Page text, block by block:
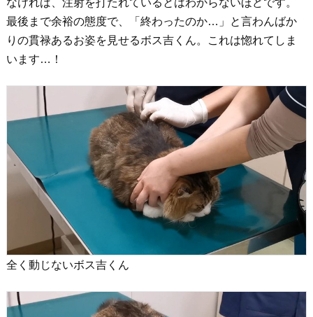
最後まで余裕の態度で、「終わったのか…」と言わんばか
りの貫禄あるお姿を見せるボス吉くん。これは惚れてしま
います…！
全く動じないボス吉くん